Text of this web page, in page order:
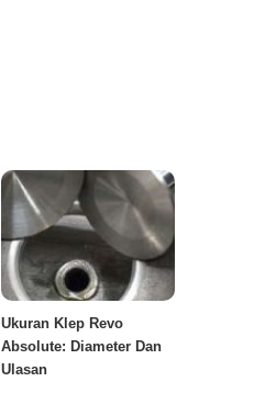
Ukuran Klep Revo
Absolute: Diameter Dan
Ulasan